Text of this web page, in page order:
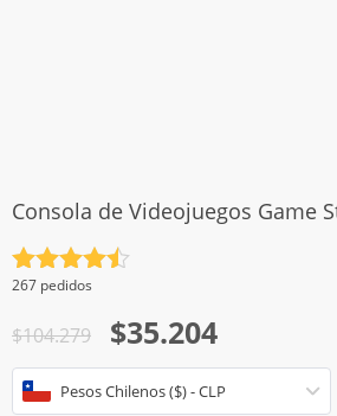
Consola de Videojuegos Game
Valorado
con
de 5
267 pedidos
$104.279
El
precio
original
$35.204
El
precio
actualPesos Chilenos ($) - CLP